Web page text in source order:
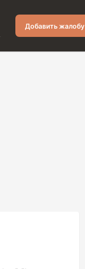
Добавить жалобу